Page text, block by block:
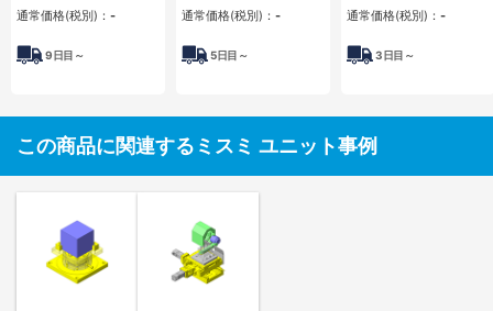
通常価格(税別)： -
9日目～
通常価格(税別)： -
5日目～
通常価格(税別)： -
3日目～
この商品に関連するミスミ ユニット事例